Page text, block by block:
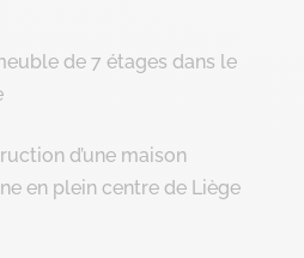
de 7 étages dans le
d’une maison
en plein centre de Liège